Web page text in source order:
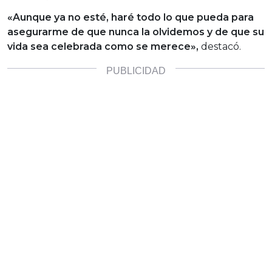
«Aunque ya no esté, haré todo lo que pueda para
asegurarme de que nunca la olvidemos y de que su
vida sea celebrada como se merece», destacó.